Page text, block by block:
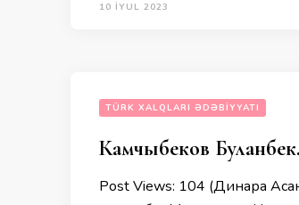
10 İYUL 2023
TÜRK XALQLARI ƏDƏBIYYATI
Камчыбеков
Post Views: 104 (Динара